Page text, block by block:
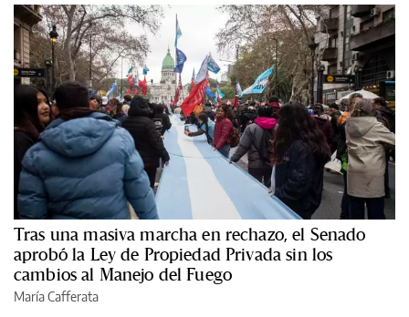
Tras una masiva marcha en rechazo, el Senado
aprobó la Ley de Propiedad Privada sin los
cambios al Manejo del Fuego
María Cafferata